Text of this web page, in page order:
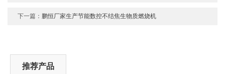
下一篇： 鹏恒厂家生产节能数控不结焦生物质燃烧机
推荐产品